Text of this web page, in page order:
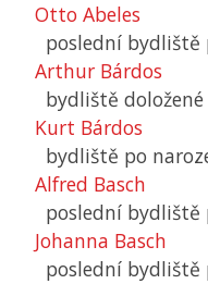
Otto Abeles
poslední bydliště
Arthur Bárdos
bydliště doložené
Kurt Bárdos
bydliště po
Alfred Basch
poslední bydliště
Johanna Basch
poslední bydliště